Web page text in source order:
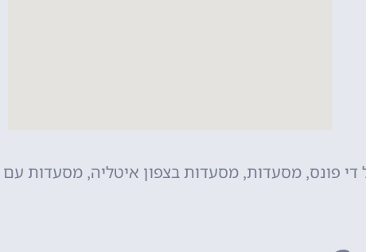
די פונס, מסעדות, מסעדות בצפון איטליה, מסעדות עם